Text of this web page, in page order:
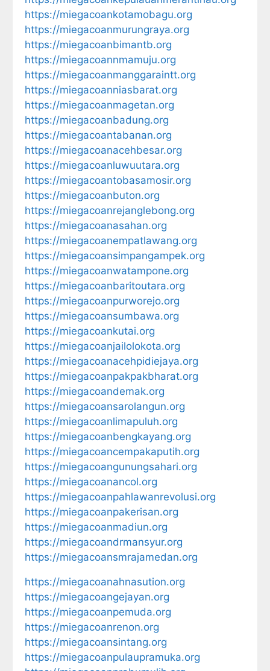
https://miegacoankotamobagu.org
https://miegacoanmurungraya.org
https://miegacoanbimantb.org
https://miegacoannmamuju.org
https://miegacoanmanggaraintt.org
https://miegacoanniasbarat.org
https://miegacoanmagetan.org
https://miegacoanbadung.org
https://miegacoantabanan.org
https://miegacoanacehbesar.org
https://miegacoanluwuutara.org
https://miegacoantobasamosir.org
https://miegacoanbuton.org
https://miegacoanrejanglebong.org
https://miegacoanasahan.org
https://miegacoanempatlawang.org
https://miegacoansimpangampek.org
https://miegacoanwatampone.org
https://miegacoanbaritoutara.org
https://miegacoanpurworejo.org
https://miegacoansumbawa.org
https://miegacoankutai.org
https://miegacoanjailolokota.org
https://miegacoanacehpidiejaya.org
https://miegacoanpakpakbharat.org
https://miegacoandemak.org
https://miegacoansarolangun.org
https://miegacoanlimapuluh.org
https://miegacoanbengkayang.org
https://miegacoancempakaputih.org
https://miegacoangunungsahari.org
https://miegacoanancol.org
https://miegacoanpahlawanrevolusi.org
https://miegacoanpakerisan.org
https://miegacoanmadiun.org
https://miegacoandrmansyur.org
https://miegacoansmrajamedan.org
https://miegacoanahnasution.org
https://miegacoangejayan.org
https://miegacoanpemuda.org
https://miegacoanrenon.org
https://miegacoansintang.org
https://miegacoanpulaupramuka.org